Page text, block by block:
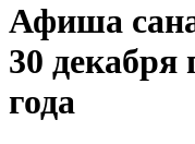
Афиша
30 декабря
года